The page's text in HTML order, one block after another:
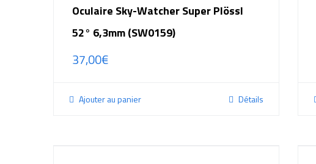
Oculaire Sky-Watcher Super Plössl
52° 6,3mm (SW0159)
37,00€
Ajouter au panier Détails